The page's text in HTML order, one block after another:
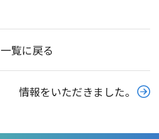
一覧に戻る
情報をいただきました。